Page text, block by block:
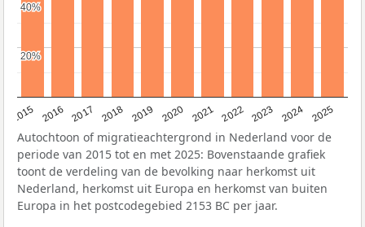
2015 2016 2017 2018 2019 2020 2021 2022 2023 2024 2025
20%
20%
40%
40%
Autochtoon of migratieachtergrond in Nederland voor de
periode van 2015 tot en met 2025: Bovenstaande grafiek
toont de verdeling van de bevolking naar herkomst uit
Nederland, herkomst uit Europa en herkomst van buiten
Europa in het postcodegebied 2153 BC per jaar.